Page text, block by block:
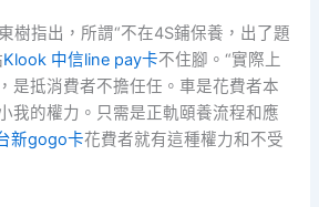
東樹指出，所謂“不在4S鋪保養，出了題
Klook 中信line pay卡不住腳。“實際上
是抵消費者不擔任任。車是花費者本
我的權力。只需是正軌頤養流程和應
新gogo卡花費者就有這種權力和不受